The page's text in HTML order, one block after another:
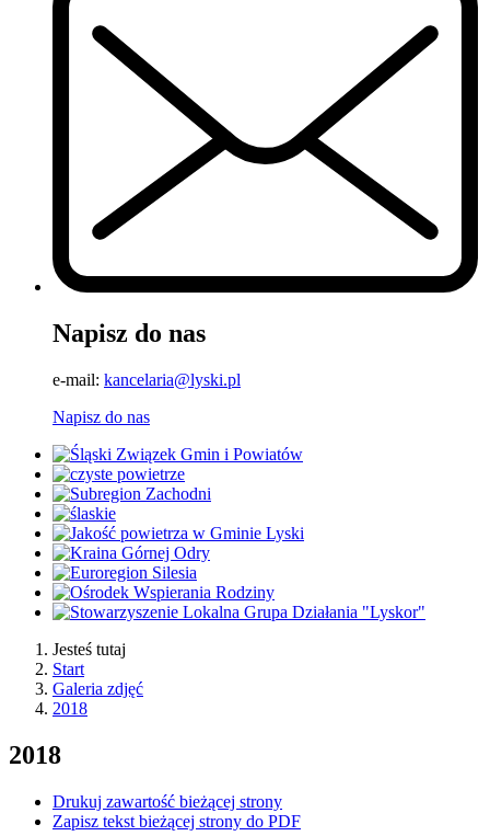
Napisz do nas
e-mail: kancelaria@lyski.pl
Napisz do nas
Jesteś tutaj
Start
Galeria zdjęć
2018
2018
Drukuj zawartość bieżącej strony
Zapisz tekst bieżącej strony do PDF